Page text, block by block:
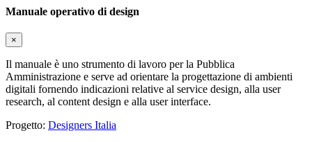
Manuale operativo di design
×
Il manuale è uno strumento di lavoro per la Pubblica
Amministrazione e serve ad orientare la progettazione di ambienti
digitali fornendo indicazioni relative al service design, alla user
research, al content design e alla user interface.
Progetto: Designers Italia